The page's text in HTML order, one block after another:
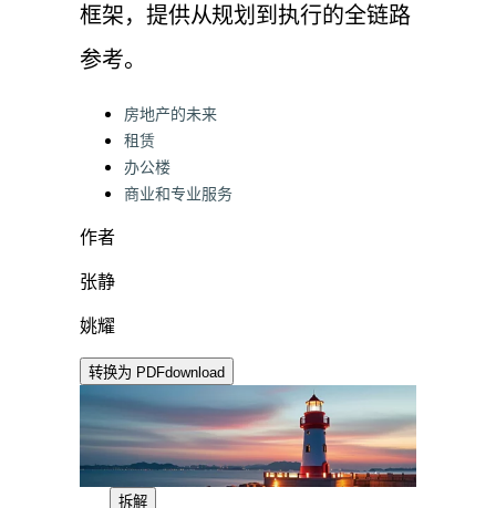
框架，提供从规划到执行的全链路
参考。
Categories:
房地产的未来
租赁
办公楼
商业和专业服务
作者
张静
姚耀
转换为 PDFdownload
拆解